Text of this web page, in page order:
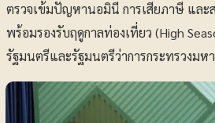
ตรวจเข้มปัญหานอมินี การเสียภาษี และ
พร้อมรองรับฤดูกาลท่องเที่ยว (High
รัฐมนตรีและรัฐมนตรีว่าการกระทรวงมห